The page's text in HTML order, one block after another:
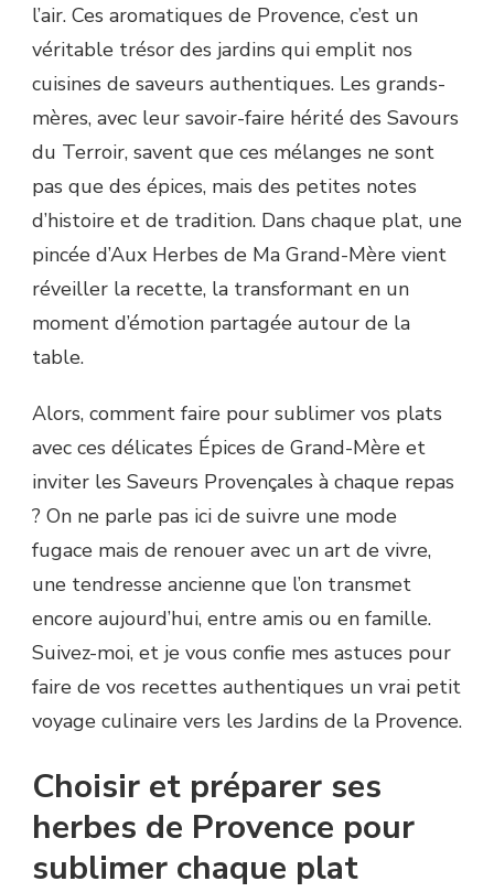
l’air. Ces aromatiques de Provence, c’est un
véritable trésor des jardins qui emplit nos
cuisines de saveurs authentiques. Les grands-
mères, avec leur savoir-faire hérité des Savours
du Terroir, savent que ces mélanges ne sont
pas que des épices, mais des petites notes
d’histoire et de tradition. Dans chaque plat, une
pincée d’Aux Herbes de Ma Grand-Mère vient
réveiller la recette, la transformant en un
moment d’émotion partagée autour de la
table.
Alors, comment faire pour sublimer vos plats
avec ces délicates Épices de Grand-Mère et
inviter les Saveurs Provençales à chaque repas
? On ne parle pas ici de suivre une mode
fugace mais de renouer avec un art de vivre,
une tendresse ancienne que l’on transmet
encore aujourd’hui, entre amis ou en famille.
Suivez-moi, et je vous confie mes astuces pour
faire de vos recettes authentiques un vrai petit
voyage culinaire vers les Jardins de la Provence.
Choisir et préparer ses
herbes de Provence pour
sublimer chaque plat